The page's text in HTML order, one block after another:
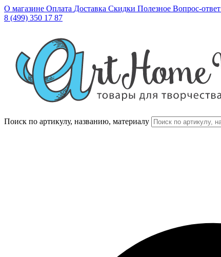
О магазине Оплата Доставка Скидки Полезное Вопрос-ответ
8 (499) 350 17 87
Поиск по артикулу, названию, материалу